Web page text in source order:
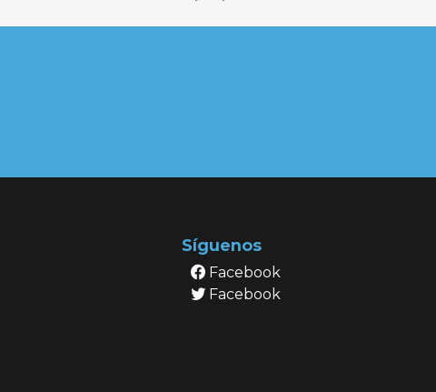
Síguenos
Facebook
Facebook